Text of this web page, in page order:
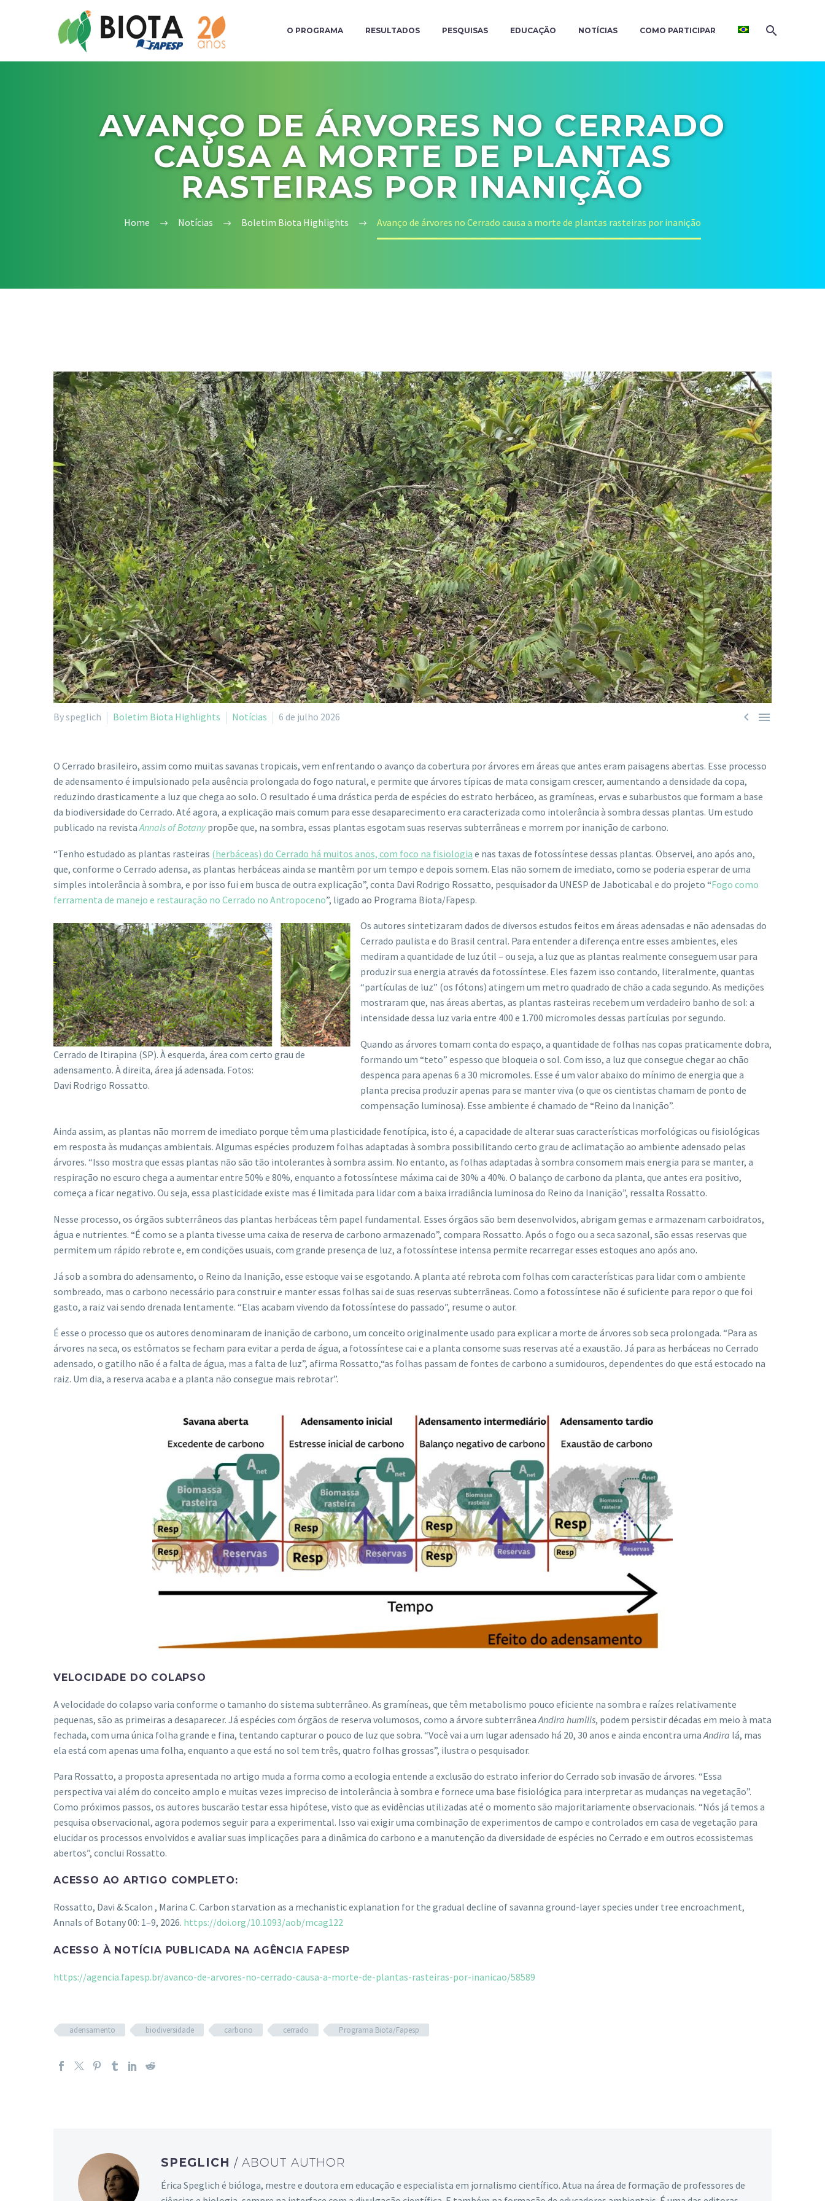
O PROGRAMA RESULTADOS PESQUISAS EDUCAÇÃO NOTÍCIAS COMO PARTICIPAR
AVANÇO DE ÁRVORES NO CERRADO
CAUSA A MORTE DE PLANTAS
RASTEIRAS POR INANIÇÃO
Home Notícias Boletim Biota Highlights Avanço de árvores no Cerrado causa a morte de plantas rasteiras por inanição
 
By speglich Boletim Biota Highlights Notícias 6 de julho 2026
O Cerrado brasileiro, assim como muitas savanas tropicais, vem enfrentando o avanço da cobertura por árvores em áreas que antes eram paisagens abertas. Esse processo
de adensamento é impulsionado pela ausência prolongada do fogo natural, e permite que árvores típicas de mata consigam crescer, aumentando a densidade da copa,
reduzindo drasticamente a luz que chega ao solo. O resultado é uma drástica perda de espécies do estrato herbáceo, as gramíneas, ervas e subarbustos que formam a base
da biodiversidade do Cerrado. Até agora, a explicação mais comum para esse desaparecimento era caracterizada como intolerância à sombra dessas plantas. Um estudo
publicado na revistaAnnals of Botanypropõe que, na sombra, essas plantas esgotam suas reservas subterrâneas e morrem por inanição de carbono.
“Tenho estudado as plantas rasteiras (herbáceas) do Cerrado há muitos anos, com foco na fisiologia e nas taxas de fotossíntese dessas plantas. Observei, ano após ano,
que, conforme o Cerrado adensa, as plantas herbáceas ainda se mantêm por um tempo e depois somem. Elas não somem de imediato, como se poderia esperar de uma
simples intolerância à sombra, e por isso fui em busca de outra explicação”, conta Davi Rodrigo Rossatto, pesquisador da UNESP de Jaboticabal e do projeto “Fogo como
ferramenta de manejo e restauração no Cerrado no Antropoceno”, ligado ao Programa Biota/Fapesp.
Cerrado de Itirapina (SP). À esquerda, área com certo grau de
adensamento. À direita, área já adensada. Fotos:
Davi Rodrigo Rossatto.
Os autores sintetizaram dados de diversos estudos feitos em áreas adensadas e não adensadas do
Cerrado paulista e do Brasil central. Para entender a diferença entre esses ambientes, eles
mediram a quantidade de luz útil – ou seja, a luz que as plantas realmente conseguem usar para
produzir sua energia através da fotossíntese. Eles fazem isso contando, literalmente, quantas
“partículas de luz” (os fótons) atingem um metro quadrado de chão a cada segundo. As medições
mostraram que, nas áreas abertas, as plantas rasteiras recebem um verdadeiro banho de sol: a
intensidade dessa luz varia entre 400 e 1.700 micromoles dessas partículas por segundo.
Quando as árvores tomam conta do espaço, a quantidade de folhas nas copas praticamente dobra,
formando um “teto” espesso que bloqueia o sol. Com isso, a luz que consegue chegar ao chão
despenca para apenas 6 a 30 micromoles. Esse é um valor abaixo do mínimo de energia que a
planta precisa produzir apenas para se manter viva (o que os cientistas chamam de ponto de
compensação luminosa). Esse ambiente é chamado de “Reino da Inanição”.
Ainda assim, as plantas não morrem de imediato porque têm uma plasticidade fenotípica, isto é, a capacidade de alterar suas características morfológicas ou fisiológicas
em resposta às mudanças ambientais. Algumas espécies produzem folhas adaptadas à sombra possibilitando certo grau de aclimatação ao ambiente adensado pelas
árvores. “Isso mostra que essas plantas não são tão intolerantes à sombra assim. No entanto, as folhas adaptadas à sombra consomem mais energia para se manter, a
respiração no escuro chega a aumentar entre 50% e 80%, enquanto a fotossíntese máxima cai de 30% a 40%. O balanço de carbono da planta, que antes era positivo,
começa a ficar negativo. Ou seja, essa plasticidade existe mas é limitada para lidar com a baixa irradiância luminosa do Reino da Inanição”, ressalta Rossatto.
Nesse processo, os órgãos subterrâneos das plantas herbáceas têm papel fundamental. Esses órgãos são bem desenvolvidos, abrigam gemas e armazenam carboidratos,
água e nutrientes. “É como se a planta tivesse uma caixa de reserva de carbono armazenado”, compara Rossatto. Após o fogo ou a seca sazonal, são essas reservas que
permitem um rápido rebrote e, em condições usuais, com grande presença de luz, a fotossíntese intensa permite recarregar esses estoques ano após ano.
Já sob a sombra do adensamento, o Reino da Inanição, esse estoque vai se esgotando. A planta até rebrota com folhas com características para lidar com o ambiente
sombreado, mas o carbono necessário para construir e manter essas folhas sai de suas reservas subterrâneas. Como a fotossíntese não é suficiente para repor o que foi
gasto, a raiz vai sendo drenada lentamente. “Elas acabam vivendo da fotossíntese do passado”, resume o autor.
É esse o processo que os autores denominaram de inanição de carbono, um conceito originalmente usado para explicar a morte de árvores sob seca prolongada. “Para as
árvores na seca, os estômatos se fecham para evitar a perda de água, a fotossíntese cai e a planta consome suas reservas até a exaustão. Já para as herbáceas no Cerrado
adensado, o gatilho não é a falta de água, mas a falta de luz”, afirma Rossatto,“as folhas passam de fontes de carbono a sumidouros, dependentes do que está estocado na
raiz. Um dia, a reserva acaba e a planta não consegue mais rebrotar”.
VELOCIDADE DO COLAPSO
A velocidade do colapso varia conforme o tamanho do sistema subterrâneo. As gramíneas, que têm metabolismo pouco eficiente na sombra e raízes relativamente
pequenas, são as primeiras a desaparecer. Já espécies com órgãos de reserva volumosos, como a árvore subterrânea Andira humilis, podem persistir décadas em meio à mata
fechada, com uma única folha grande e fina, tentando capturar o pouco de luz que sobra. “Você vai a um lugar adensado há 20, 30 anos e ainda encontra uma Andira lá, mas
ela está com apenas uma folha, enquanto a que está no sol tem três, quatro folhas grossas”, ilustra o pesquisador.
Para Rossatto, a proposta apresentada no artigo muda a forma como a ecologia entende a exclusão do estrato inferior do Cerrado sob invasão de árvores. “Essa
perspectiva vai além do conceito amplo e muitas vezes impreciso de intolerância à sombra e fornece uma base fisiológica para interpretar as mudanças na vegetação”.
Como próximos passos, os autores buscarão testar essa hipótese, visto que as evidências utilizadas até o momento são majoritariamente observacionais. “Nós já temos a
pesquisa observacional, agora podemos seguir para a experimental. Isso vai exigir uma combinação de experimentos de campo e controlados em casa de vegetação para
elucidar os processos envolvidos e avaliar suas implicações para a dinâmica do carbono e a manutenção da diversidade de espécies no Cerrado e em outros ecossistemas
abertos”, conclui Rossatto.
ACESSO AO ARTIGO COMPLETO:
Rossatto, Davi & Scalon , Marina C. Carbon starvation as a mechanistic explanation for the gradual decline of savanna ground-layer species under tree encroachment,
Annals of Botany 00: 1–9, 2026. https://doi.org/10.1093/aob/mcag122
ACESSO À NOTÍCIA PUBLICADA NA AGÊNCIA FAPESP
https://agencia.fapesp.br/avanco-de-arvores-no-cerrado-causa-a-morte-de-plantas-rasteiras-por-inanicao/58589
adensamento biodiversidade carbono cerrado Programa Biota/Fapesp
SPEGLICH / ABOUT AUTHOR
Érica Speglich é bióloga, mestre e doutora em educação e especialista em jornalismo científico. Atua na área de formação de professores de